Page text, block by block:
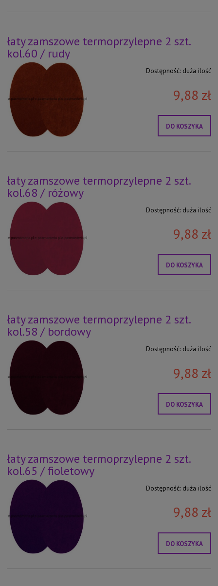
łaty zamszowe termoprzylepne 2 szt.
kol.60 / rudy
Dostępność: duża ilość
9,88 zł
DO KOSZYKA
łaty zamszowe termoprzylepne 2 szt.
kol.68 / różowy
Dostępność: duża ilość
9,88 zł
DO KOSZYKA
łaty zamszowe termoprzylepne 2 szt.
kol.58 / bordowy
Dostępność: duża ilość
9,88 zł
DO KOSZYKA
łaty zamszowe termoprzylepne 2 szt.
kol.65 / fioletowy
Dostępność: duża ilość
9,88 zł
DO KOSZYKA